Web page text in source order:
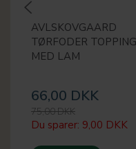
AVLSKOVGAARD
TØRFODER TOPPING
MED LAM
66,00 DKK
75,00 DKK
Du sparer: 9,00 DKK